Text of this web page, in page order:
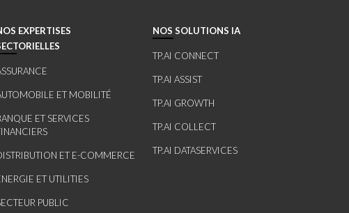
EXPERTISES
ET MOBILITÉ
ET SERVICES
ET E-COMMERCE
ET UTILITIES
PUBLIC
NOS SOLUTIONS IA
TP.AI CONNECT
TP.AI ASSIST
TP.AI GROWTH
TP.AI COLLECT
TP.AI DATASERVICES